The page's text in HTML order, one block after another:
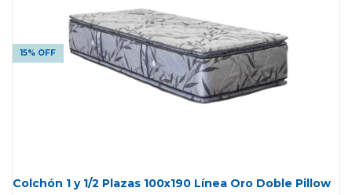
15% OFF
Colchón 1 y 1/2 Plazas 100x190 Línea Oro Doble Pillow